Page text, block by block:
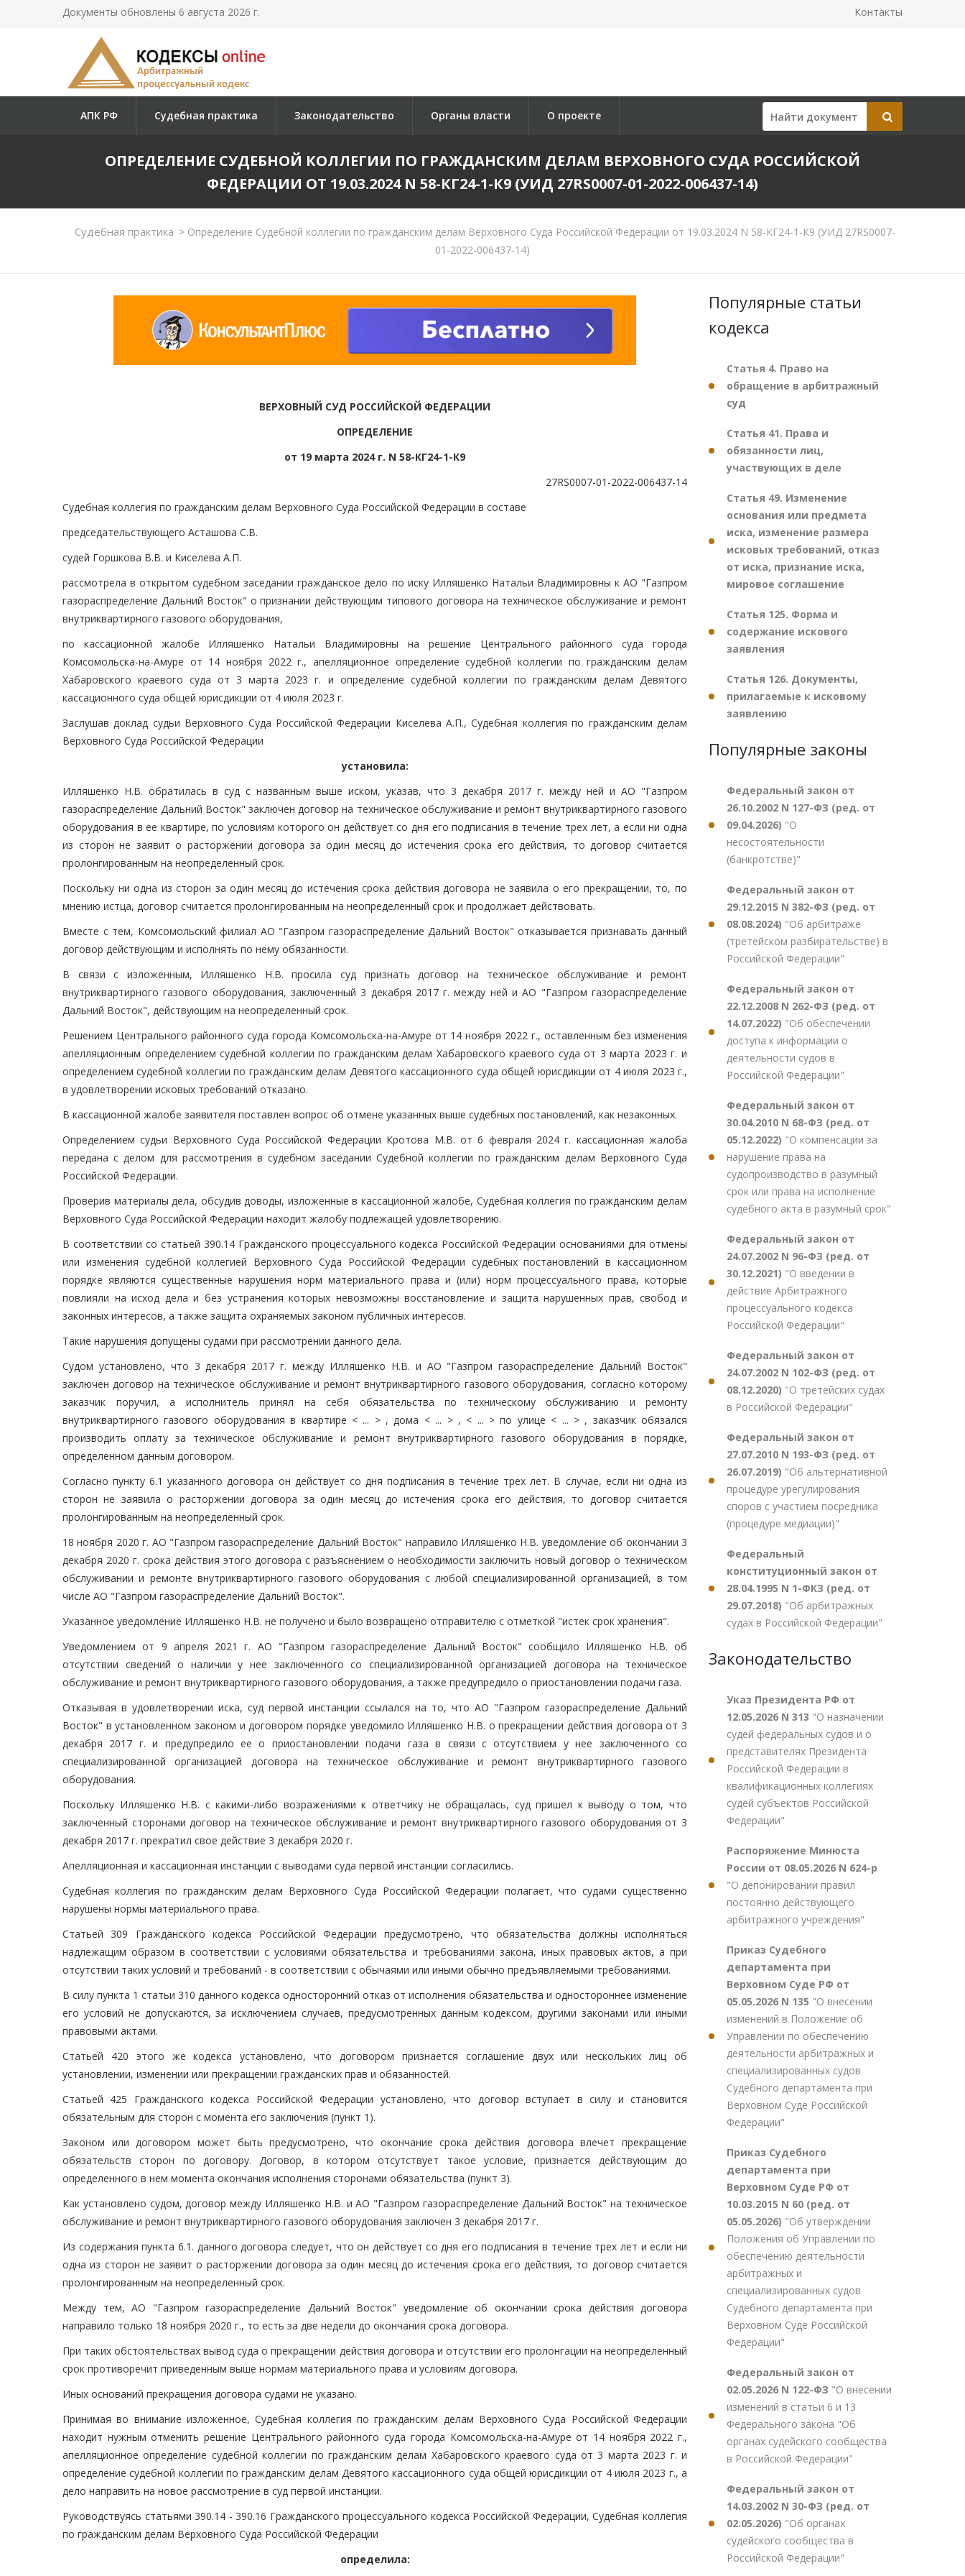
Документы обновлены 6 августа 2026 г. Контакты
АПК РФ Судебная практика Законодательство Органы власти О проекте
ОПРЕДЕЛЕНИЕ СУДЕБНОЙ КОЛЛЕГИИ ПО ГРАЖДАНСКИМ ДЕЛАМ ВЕРХОВНОГО СУДА РОССИЙСКОЙ
ФЕДЕРАЦИИ ОТ 19.03.2024 N 58-КГ24-1-К9 (УИД 27RS0007-01-2022-006437-14)
Судебная практика > Определение Судебной коллегии по гражданским делам Верховного Суда Российской Федерации от 19.03.2024 N 58-КГ24-1-К9 (УИД 27RS0007-
01-2022-006437-14)
ВЕРХОВНЫЙ СУД РОССИЙСКОЙ ФЕДЕРАЦИИ
ОПРЕДЕЛЕНИЕ
от 19 марта 2024 г. N 58-КГ24-1-К9
27RS0007-01-2022-006437-14
Судебная коллегия по гражданским делам Верховного Суда Российской Федерации в составе
председательствующего Асташова С.В.
судей Горшкова В.В. и Киселева А.П.
рассмотрела в открытом судебном заседании гражданское дело по иску Илляшенко Натальи Владимировны к АО "Газпром
газораспределение Дальний Восток" о признании действующим типового договора на техническое обслуживание и ремонт
внутриквартирного газового оборудования,
по кассационной жалобе Илляшенко Натальи Владимировны на решение Центрального районного суда города
Комсомольска-на-Амуре от 14 ноября 2022 г., апелляционное определение судебной коллегии по гражданским делам
Хабаровского краевого суда от 3 марта 2023 г. и определение судебной коллегии по гражданским делам Девятого
кассационного суда общей юрисдикции от 4 июля 2023 г.
Заслушав доклад судьи Верховного Суда Российской Федерации Киселева А.П., Судебная коллегия по гражданским делам
Верховного Суда Российской Федерации
установила:
Илляшенко Н.В. обратилась в суд с названным выше иском, указав, что 3 декабря 2017 г. между ней и АО "Газпром
газораспределение Дальний Восток" заключен договор на техническое обслуживание и ремонт внутриквартирного газового
оборудования в ее квартире, по условиям которого он действует со дня его подписания в течение трех лет, а если ни одна
из сторон не заявит о расторжении договора за один месяц до истечения срока его действия, то договор считается
пролонгированным на неопределенный срок.
Поскольку ни одна из сторон за один месяц до истечения срока действия договора не заявила о его прекращении, то, по
мнению истца, договор считается пролонгированным на неопределенный срок и продолжает действовать.
Вместе с тем, Комсомольский филиал АО "Газпром газораспределение Дальний Восток" отказывается признавать данный
договор действующим и исполнять по нему обязанности.
В связи с изложенным, Илляшенко Н.В. просила суд признать договор на техническое обслуживание и ремонт
внутриквартирного газового оборудования, заключенный 3 декабря 2017 г. между ней и АО "Газпром газораспределение
Дальний Восток", действующим на неопределенный срок.
Решением Центрального районного суда города Комсомольска-на-Амуре от 14 ноября 2022 г., оставленным без изменения
апелляционным определением судебной коллегии по гражданским делам Хабаровского краевого суда от 3 марта 2023 г. и
определением судебной коллегии по гражданским делам Девятого кассационного суда общей юрисдикции от 4 июля 2023 г.,
в удовлетворении исковых требований отказано.
В кассационной жалобе заявителя поставлен вопрос об отмене указанных выше судебных постановлений, как незаконных.
Определением судьи Верховного Суда Российской Федерации Кротова М.В. от 6 февраля 2024 г. кассационная жалоба
передана с делом для рассмотрения в судебном заседании Судебной коллегии по гражданским делам Верховного Суда
Российской Федерации.
Проверив материалы дела, обсудив доводы, изложенные в кассационной жалобе, Судебная коллегия по гражданским делам
Верховного Суда Российской Федерации находит жалобу подлежащей удовлетворению.
В соответствии со статьей 390.14 Гражданского процессуального кодекса Российской Федерации основаниями для отмены
или изменения судебной коллегией Верховного Суда Российской Федерации судебных постановлений в кассационном
порядке являются существенные нарушения норм материального права и (или) норм процессуального права, которые
повлияли на исход дела и без устранения которых невозможны восстановление и защита нарушенных прав, свобод и
законных интересов, а также защита охраняемых законом публичных интересов.
Такие нарушения допущены судами при рассмотрении данного дела.
Судом установлено, что 3 декабря 2017 г. между Илляшенко Н.В. и АО "Газпром газораспределение Дальний Восток"
заключен договор на техническое обслуживание и ремонт внутриквартирного газового оборудования, согласно которому
заказчик поручил, а исполнитель принял на себя обязательства по техническому обслуживанию и ремонту
внутриквартирного газового оборудования в квартире < ... > , дома < ... > , < ... > по улице < ... > , заказчик обязался
производить оплату за техническое обслуживание и ремонт внутриквартирного газового оборудования в порядке,
определенном данным договором.
Согласно пункту 6.1 указанного договора он действует со дня подписания в течение трех лет. В случае, если ни одна из
сторон не заявила о расторжении договора за один месяц до истечения срока его действия, то договор считается
пролонгированным на неопределенный срок.
18 ноября 2020 г. АО "Газпром газораспределение Дальний Восток" направило Илляшенко Н.В. уведомление об окончании 3
декабря 2020 г. срока действия этого договора с разъяснением о необходимости заключить новый договор о техническом
обслуживании и ремонте внутриквартирного газового оборудования с любой специализированной организацией, в том
числе АО "Газпром газораспределение Дальний Восток".
Указанное уведомление Илляшенко Н.В. не получено и было возвращено отправителю с отметкой "истек срок хранения".
Уведомлением от 9 апреля 2021 г. АО "Газпром газораспределение Дальний Восток" сообщило Илляшенко Н.В. об
отсутствии сведений о наличии у нее заключенного со специализированной организацией договора на техническое
обслуживание и ремонт внутриквартирного газового оборудования, а также предупредило о приостановлении подачи газа.
Отказывая в удовлетворении иска, суд первой инстанции ссылался на то, что АО "Газпром газораспределение Дальний
Восток" в установленном законом и договором порядке уведомило Илляшенко Н.В. о прекращении действия договора от 3
декабря 2017 г. и предупредило ее о приостановлении подачи газа в связи с отсутствием у нее заключенного со
специализированной организацией договора на техническое обслуживание и ремонт внутриквартирного газового
оборудования.
Поскольку Илляшенко Н.В. с какими-либо возражениями к ответчику не обращалась, суд пришел к выводу о том, что
заключенный сторонами договор на техническое обслуживание и ремонт внутриквартирного газового оборудования от 3
декабря 2017 г. прекратил свое действие 3 декабря 2020 г.
Апелляционная и кассационная инстанции с выводами суда первой инстанции согласились.
Судебная коллегия по гражданским делам Верховного Суда Российской Федерации полагает, что судами существенно
нарушены нормы материального права.
Статьей 309 Гражданского кодекса Российской Федерации предусмотрено, что обязательства должны исполняться
надлежащим образом в соответствии с условиями обязательства и требованиями закона, иных правовых актов, а при
отсутствии таких условий и требований - в соответствии с обычаями или иными обычно предъявляемыми требованиями.
В силу пункта 1 статьи 310 данного кодекса односторонний отказ от исполнения обязательства и одностороннее изменение
его условий не допускаются, за исключением случаев, предусмотренных данным кодексом, другими законами или иными
правовыми актами.
Статьей 420 этого же кодекса установлено, что договором признается соглашение двух или нескольких лиц об
установлении, изменении или прекращении гражданских прав и обязанностей.
Статьей 425 Гражданского кодекса Российской Федерации установлено, что договор вступает в силу и становится
обязательным для сторон с момента его заключения (пункт 1).
Законом или договором может быть предусмотрено, что окончание срока действия договора влечет прекращение
обязательств сторон по договору. Договор, в котором отсутствует такое условие, признается действующим до
определенного в нем момента окончания исполнения сторонами обязательства (пункт 3).
Как установлено судом, договор между Илляшенко Н.В. и АО "Газпром газораспределение Дальний Восток" на техническое
обслуживание и ремонт внутриквартирного газового оборудования заключен 3 декабря 2017 г.
Из содержания пункта 6.1. данного договора следует, что он действует со дня его подписания в течение трех лет и если ни
одна из сторон не заявит о расторжении договора за один месяц до истечения срока его действия, то договор считается
пролонгированным на неопределенный срок.
Между тем, АО "Газпром газораспределение Дальний Восток" уведомление об окончании срока действия договора
направило только 18 ноября 2020 г., то есть за две недели до окончания срока договора.
При таких обстоятельствах вывод суда о прекращении действия договора и отсутствии его пролонгации на неопределенный
срок противоречит приведенным выше нормам материального права и условиям договора.
Иных оснований прекращения договора судами не указано.
Принимая во внимание изложенное, Судебная коллегия по гражданским делам Верховного Суда Российской Федерации
находит нужным отменить решение Центрального районного суда города Комсомольска-на-Амуре от 14 ноября 2022 г.,
апелляционное определение судебной коллегии по гражданским делам Хабаровского краевого суда от 3 марта 2023 г. и
определение судебной коллегии по гражданским делам Девятого кассационного суда общей юрисдикции от 4 июля 2023 г., а
дело направить на новое рассмотрение в суд первой инстанции.
Руководствуясь статьями 390.14 - 390.16 Гражданского процессуального кодекса Российской Федерации, Судебная коллегия
по гражданским делам Верховного Суда Российской Федерации
определила:
Популярные статьи
кодекса
Статья 4. Право на
обращение в арбитражный
суд
Статья 41. Права и
обязанности лиц,
участвующих в деле
Статья 49. Изменение
основания или предмета
иска, изменение размера
исковых требований, отказ
от иска, признание иска,
мировое соглашение
Статья 125. Форма и
содержание искового
заявления
Статья 126. Документы,
прилагаемые к исковому
заявлению
Популярные законы
Федеральный закон от
26.10.2002 N 127-ФЗ (ред. от
09.04.2026) "О
несостоятельности
(банкротстве)"
Федеральный закон от
29.12.2015 N 382-ФЗ (ред. от
08.08.2024) "Об арбитраже
(третейском разбирательстве) в
Российской Федерации"
Федеральный закон от
22.12.2008 N 262-ФЗ (ред. от
14.07.2022) "Об обеспечении
доступа к информации о
деятельности судов в
Российской Федерации"
Федеральный закон от
30.04.2010 N 68-ФЗ (ред. от
05.12.2022) "О компенсации за
нарушение права на
судопроизводство в разумный
срок или права на исполнение
судебного акта в разумный срок"
Федеральный закон от
24.07.2002 N 96-ФЗ (ред. от
30.12.2021) "О введении в
действие Арбитражного
процессуального кодекса
Российской Федерации"
Федеральный закон от
24.07.2002 N 102-ФЗ (ред. от
08.12.2020) "О третейских судах
в Российской Федерации"
Федеральный закон от
27.07.2010 N 193-ФЗ (ред. от
26.07.2019) "Об альтернативной
процедуре урегулирования
споров с участием посредника
(процедуре медиации)"
Федеральный
конституционный закон от
28.04.1995 N 1-ФКЗ (ред. от
29.07.2018) "Об арбитражных
судах в Российской Федерации"
Законодательство
Указ Президента РФ от
12.05.2026 N 313 "О назначении
судей федеральных судов и о
представителях Президента
Российской Федерации в
квалификационных коллегиях
судей субъектов Российской
Федерации"
Распоряжение Минюста
России от 08.05.2026 N 624-р
"О депонировании правил
постоянно действующего
арбитражного учреждения"
Приказ Судебного
департамента при
Верховном Суде РФ от
05.05.2026 N 135 "О внесении
изменений в Положение об
Управлении по обеспечению
деятельности арбитражных и
специализированных судов
Судебного департамента при
Верховном Суде Российской
Федерации"
Приказ Судебного
департамента при
Верховном Суде РФ от
10.03.2015 N 60 (ред. от
05.05.2026) "Об утверждении
Положения об Управлении по
обеспечению деятельности
арбитражных и
специализированных судов
Судебного департамента при
Верховном Суде Российской
Федерации"
Федеральный закон от
02.05.2026 N 122-ФЗ "О внесении
изменений в статьи 6 и 13
Федерального закона "Об
органах судейского сообщества
в Российской Федерации"
Федеральный закон от
14.03.2002 N 30-ФЗ (ред. от
02.05.2026) "Об органах
судейского сообщества в
Российской Федерации"